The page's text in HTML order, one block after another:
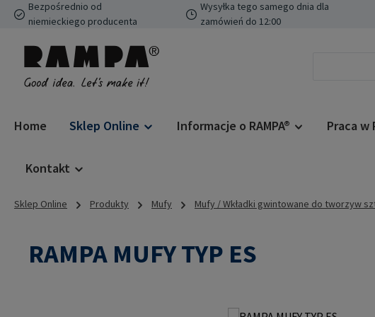
do głównej zawartości
Przejdź do wyszukiwania
Przejdź do głównej nawigacji
Bezpośrednio od
niemieckiego producenta
Wysyłka tego samego dnia dla
zamówień do 12:00
Home Sklep Online Informacje o RAMPA® Praca w
Kontakt
Sklep Online Produkty Mufy Mufy / Wkładki gwintowane do tworzyw
RAMPA MUFY TYP ES